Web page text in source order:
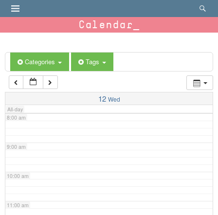
Calendar
Categories Tags
12 Wed
All-day
6:00 am
7:00 am
8:00 am
9:00 am
10:00 am
11:00 am